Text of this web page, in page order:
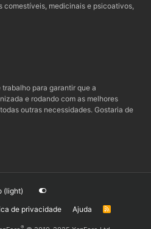
medicinais e psicoativos,
para garantir que a
e rodando com as melhores
outras necessidades. Gostaria de
(light)
de privacidade Ajuda
R
®